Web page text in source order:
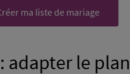
ma liste de mariage
adapter le